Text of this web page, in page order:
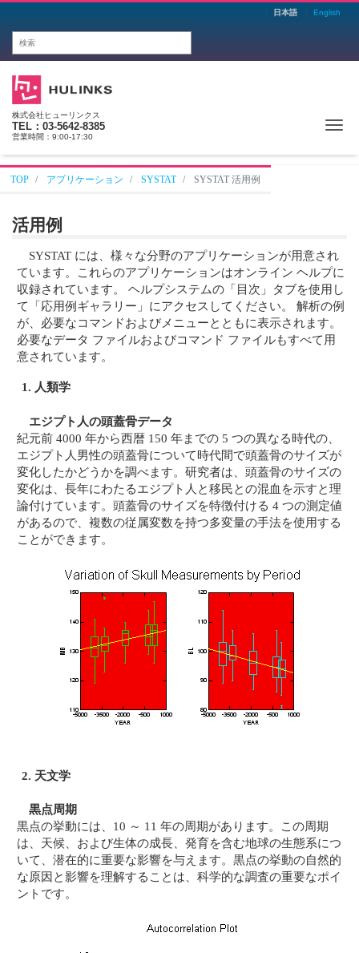
日本語 English
株式会社ヒューリンクス
TEL：03-5642-8385
営業時間：9:00-17:30
TOP アプリケーション SYSTAT SYSTAT 活用例
活用例
SYSTAT には、様々な分野のアプリケーションが用意され
ています。これらのアプリケーションはオンライン ヘルプに
収録されています。 ヘルプシステムの「目次」タブを使用し
て「応用例ギャラリー」にアクセスしてください。 解析の例
が、必要なコマンドおよびメニューとともに表示されます。
必要なデータ ファイルおよびコマンド ファイルもすべて用
意されています。
1. 人類学
エジプト人の頭蓋骨データ
紀元前 4000 年から西暦 150 年までの 5 つの異なる時代の、
エジプト人男性の頭蓋骨について時代間で頭蓋骨のサイズが
変化したかどうかを調べます。研究者は、頭蓋骨のサイズの
変化は、長年にわたるエジプト人と移民との混血を示すと理
論付けています。頭蓋骨のサイズを特徴付ける 4 つの測定値
があるので、複数の従属変数を持つ多変量の手法を使用する
ことができます。
2. 天文学
黒点周期
黒点の挙動には、10 ～ 11 年の周期があります。この周期
は、天候、および生体の成長、発育を含む地球の生態系につ
いて、潜在的に重要な影響を与えます。黒点の挙動の自然的
な原因と影響を理解することは、科学的な調査の重要なポイ
ントです。